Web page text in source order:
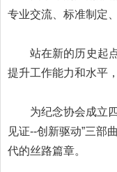
专业交流、标准制定
站在新的历史起点
提升工作能力和水平
为纪念协会成立四
见证--创新驱动”三部
代的丝路篇章。